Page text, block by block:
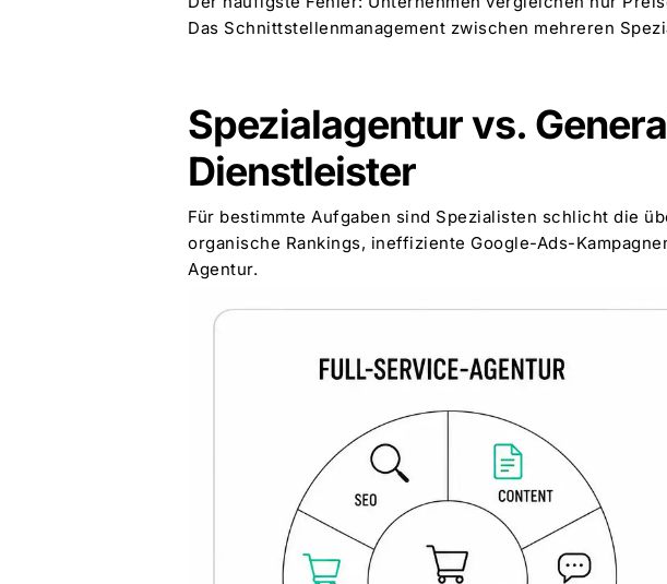
Das Schnittstellenmanagement zwischen mehreren
Spezialagentur vs.
Dienstleister
Für bestimmte Aufgaben sind Spezialisten schlicht die
organische Rankings, ineffiziente Google-Ads-
Agentur.